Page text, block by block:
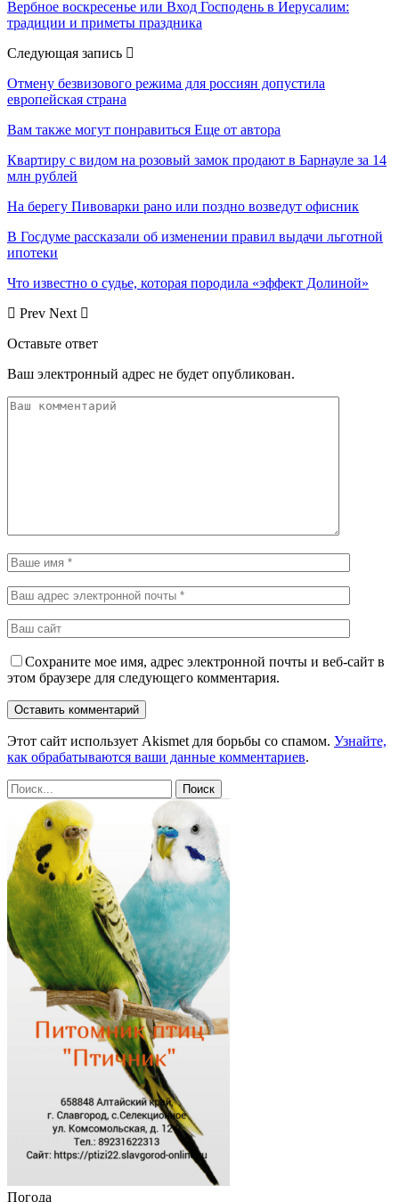
Вербное воскресенье или Вход Господень в Иерусалим:
традиции и приметы праздника
Следующая запись
Отмену безвизового режима для россиян допустила
европейская страна
Вам также могут понравиться Еще от автора
Квартиру с видом на розовый замок продают в Барнауле за 14
млн рублей
На берегу Пивоварки рано или поздно возведут офисник
В Госдуме рассказали об изменении правил выдачи льготной
ипотеки
Что известно о судье, которая породила «эффект Долиной»
Prev Next
Оставьте ответ
Ваш электронный адрес не будет опубликован.
Сохраните мое имя, адрес электронной почты и веб-сайт в
этом браузере для следующего комментария.
Этот сайт использует Akismet для борьбы со спамом. Узнайте,
как обрабатываются ваши данные комментариев.
Погода